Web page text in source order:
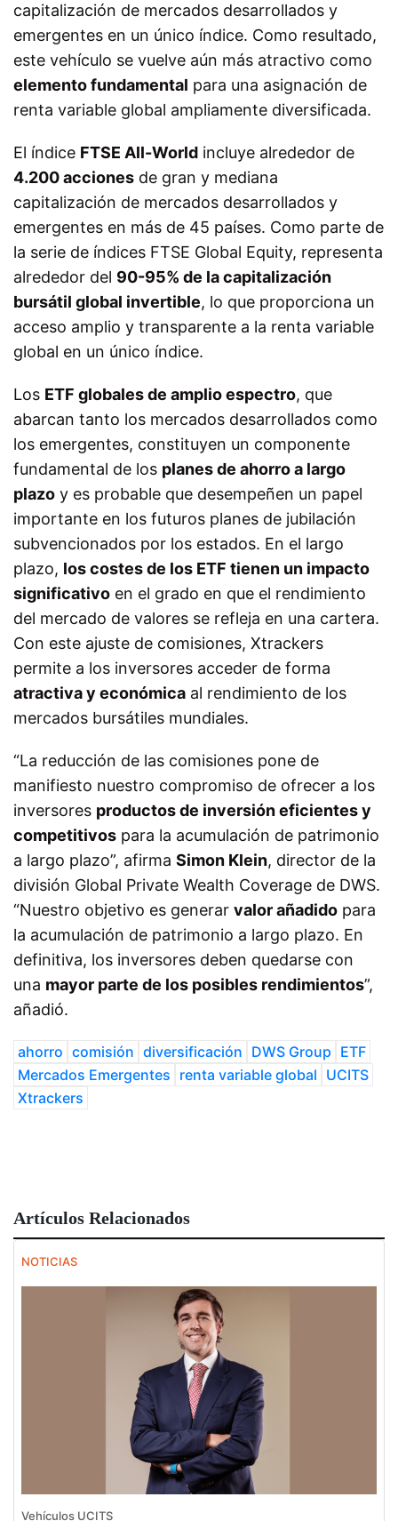
capitalización de mercados desarrollados y
emergentes en un único índice. Como resultado,
este vehículo se vuelve aún más atractivo como
elemento fundamental para una asignación de
renta variable global ampliamente diversificada.
El índice FTSE All-World incluye alrededor de
4.200 acciones de gran y mediana
capitalización de mercados desarrollados y
emergentes en más de 45 países. Como parte de
la serie de índices FTSE Global Equity, representa
alrededor del 90-95% de la capitalización
bursátil global invertible, lo que proporciona un
acceso amplio y transparente a la renta variable
global en un único índice.
Los ETF globales de amplio espectro, que
abarcan tanto los mercados desarrollados como
los emergentes, constituyen un componente
fundamental de los planes de ahorro a largo
plazo y es probable que desempeñen un papel
importante en los futuros planes de jubilación
subvencionados por los estados. En el largo
plazo, los costes de los ETF tienen un impacto
significativo en el grado en que el rendimiento
del mercado de valores se refleja en una cartera.
Con este ajuste de comisiones, Xtrackers
permite a los inversores acceder de forma
atractiva y económica al rendimiento de los
mercados bursátiles mundiales.
“La reducción de las comisiones pone de
manifiesto nuestro compromiso de ofrecer a los
inversores productos de inversión eficientes y
competitivos para la acumulación de patrimonio
a largo plazo”, afirma Simon Klein, director de la
división Global Private Wealth Coverage de DWS.
“Nuestro objetivo es generar valor añadido para
la acumulación de patrimonio a largo plazo. En
definitiva, los inversores deben quedarse con
una mayor parte de los posibles rendimientos”,
añadió.
ahorro comisión diversificación DWS Group ETF
Mercados Emergentes renta variable global UCITS
Xtrackers
Artículos Relacionados
NOTICIAS
Vehículos UCITS